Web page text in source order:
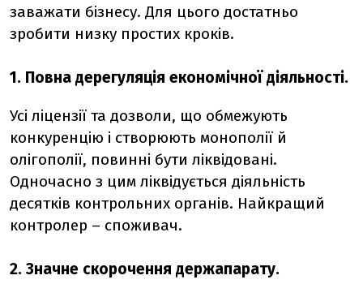
заважати бізнесу. Для цього достатньо
зробити низку простих кроків.
1. Повна дерегуляція економічної діяльності.
Усі ліцензії та дозволи, що обмежують
конкуренцію і створюють монополії й
олігополії, повинні бути ліквідовані.
Одночасно з цим ліквідується діяльність
десятків контрольних органів. Найкращий
контролер – споживач.
2. Значне скорочення держапарату.